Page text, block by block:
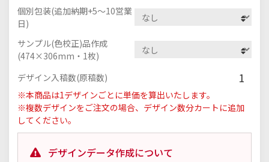
個別包装(追加納期+5～10営業
日)
サンプル(色校正)品作成
(474×306mm・1枚)
デザイン入稿数(原稿数)
1
※本商品は1デザインごとに単価を算出いたします。
※複数デザインをご注文の場合、デザイン数分カートに追加
してください。
デザインデータ作成について